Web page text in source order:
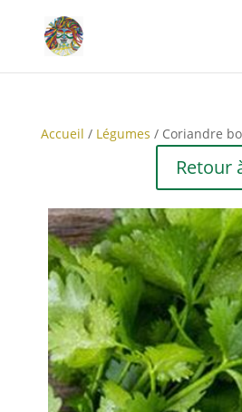
Accueil / Légumes / Coriandre
Retour